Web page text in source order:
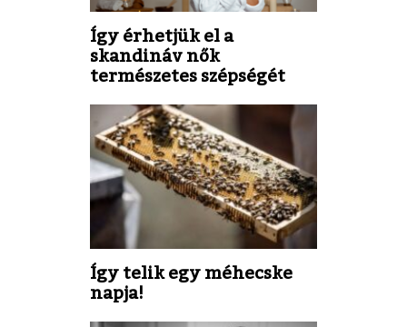
Így érhetjük el a
skandináv nők
természetes szépségét
Így telik egy méhecske
napja!